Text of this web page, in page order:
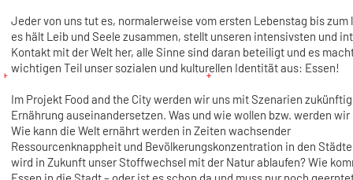
Jeder von uns tut es, normalerweise vom ersten Lebenstag bis zum
es hält Leib und Seele zusammen, stellt unseren intensivsten und
Kontakt mit der Welt her, alle Sinne sind daran beteiligt und es
wichtigen Teil unser sozialen und kulturellen Identität aus: Essen!
Im Projekt Food and the City werden wir uns mit Szenarien
Ernährung auseinandersetzen. Was und wie wollen bzw. werden wir
Wie kann die Welt ernährt werden in Zeiten wachsender
Ressourcenknappheit und Bevölkerungskonzentration in den
wird in Zukunft unser Stoffwechsel mit der Natur ablaufen? Wie